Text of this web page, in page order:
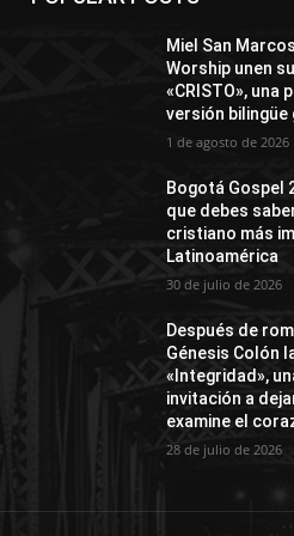
Miel San
Worship unen
«CRISTO», una
versión bilingüe
1 de agosto de 2026
Bogotá Gospel
que debes
cristiano más
Latinoamérica
30 de julio de 2026
Después de
Génesis Colón
«Integridad»,
invitación a
examine el
28 de julio de 2026